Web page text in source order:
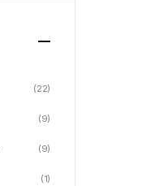
(22)
(9)
(9)
(1)